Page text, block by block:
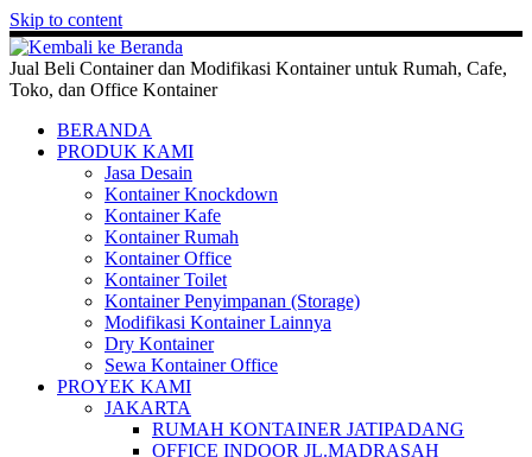
Skip to content
Jual Beli Container dan Modifikasi Kontainer untuk Rumah, Cafe,
Toko, dan Office Kontainer
BERANDA
PRODUK KAMI
Jasa Desain
Kontainer Knockdown
Kontainer Kafe
Kontainer Rumah
Kontainer Office
Kontainer Toilet
Kontainer Penyimpanan (Storage)
Modifikasi Kontainer Lainnya
Dry Kontainer
Sewa Kontainer Office
PROYEK KAMI
JAKARTA
RUMAH KONTAINER JATIPADANG
OFFICE INDOOR JL.MADRASAH